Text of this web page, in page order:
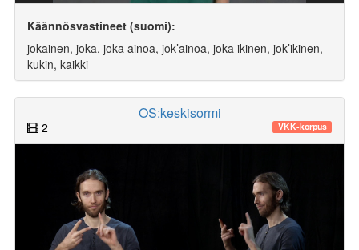
Käännösvastineet (suomi):
jokainen, joka, joka ainoa, jok’ainoa, joka ikinen, jok’ikinen,
kukin, kaikki
OS:keskisormi
2 VKK-korpus